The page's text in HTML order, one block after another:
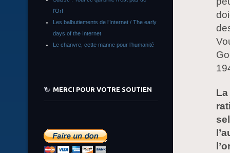
l’Or!
Les balbutiements de l’Internet / The early
days of the Internet
Le chanvre, cette manne pour l’humanité
MERCI POUR VOTRE SOUTIEN